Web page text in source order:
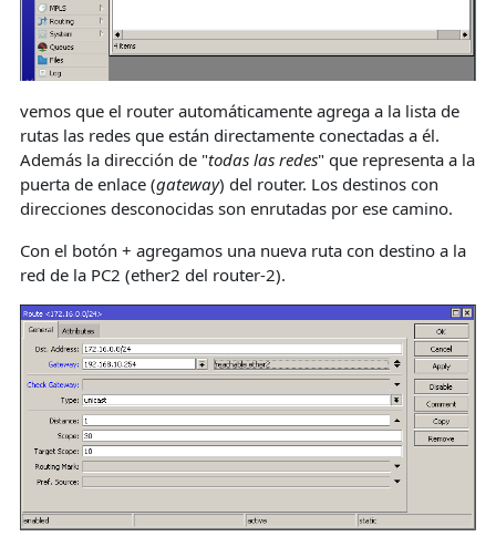
vemos que el router automáticamente agrega a la lista de
rutas las redes que están directamente conectadas a él.
Además la dirección de "todas las redes" que representa a la
puerta de enlace (gateway) del router. Los destinos con
direcciones desconocidas son enrutadas por ese camino.
Con el botón + agregamos una nueva ruta con destino a la
red de la PC2 (ether2 del router-2).